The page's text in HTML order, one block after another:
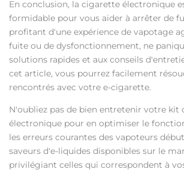
En conclusion, la cigarette électronique
formidable pour vous aider à arrêter de
profitant d'une expérience de vapotage
fuite ou de dysfonctionnement, ne
solutions rapides et aux conseils
cet article, vous pourrez facilement
rencontrés avec votre e-cigarette.
N'oubliez pas de bien entretenir votre kit
électronique pour en optimiser le
les erreurs courantes des vapoteurs
saveurs d'e-liquides disponibles sur le
privilégiant celles qui correspondent à